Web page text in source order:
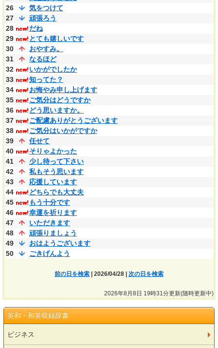
26
気をつけて
27
頑張ろう
28
だね
29
とても嬉しいです
30
おやすみ。
31
なるほど
32
いかがでしたか
33
知ってた？
34
お悔やみ申し上げます
35
ご気分はどうですか
36
どう思いますか。
37
ご配慮ありがとうございます
38
ご気分はいかがですか
39
任せて
40
そりゃよかった
41
少し待って下さい
42
私もそう思います
43
応援しています
44
どちらでも大丈夫
45
もう十分です
46
幸運を祈ります
47
いただきます
48
頑張りましょう
49
おはようございます
50
ごきげんよう
前の日を検索 | 2026/04/28 | 次の日を検索
2026年8月8日 19時31分更新(随時更新中)
英和・和英収録辞書
ビジネス